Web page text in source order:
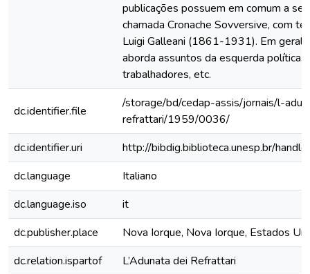
publicações possuem em comum a
chamada Cronache Sovversive, com
Luigi Galleani (1861-1931). Em geral,
aborda assuntos da esquerda política,
trabalhadores, etc.
dc.identifier.file
/storage/bd/cedap-assis/jornais/l-
refrattari/1959/0036/
dc.identifier.uri
http://bibdig.biblioteca.unesp.br/
dc.language
Italiano
dc.language.iso
it
dc.publisher.place
Nova Iorque, Nova Iorque, Estados
dc.relation.ispartof
L’Adunata dei Refrattari